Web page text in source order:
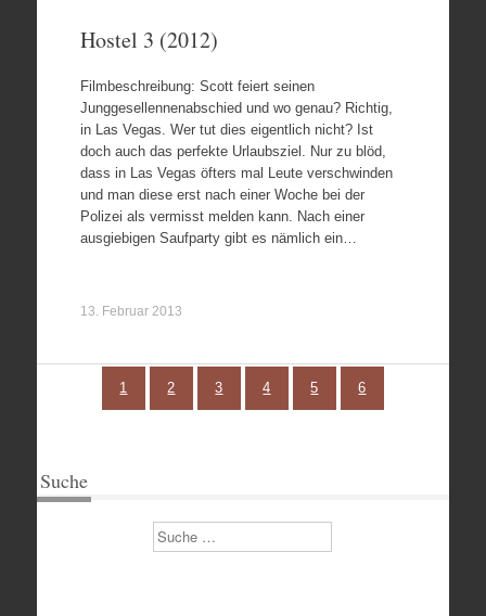
Hostel 3 (2012)
Filmbeschreibung: Scott feiert seinen
Junggesellennenabschied und wo genau? Richtig,
in Las Vegas. Wer tut dies eigentlich nicht? Ist
doch auch das perfekte Urlaubsziel. Nur zu blöd,
dass in Las Vegas öfters mal Leute verschwinden
und man diese erst nach einer Woche bei der
Polizei als vermisst melden kann. Nach einer
ausgiebigen Saufparty gibt es nämlich ein…
13. Februar 2013
1 2 3 4 5 6
Suche
Suchen